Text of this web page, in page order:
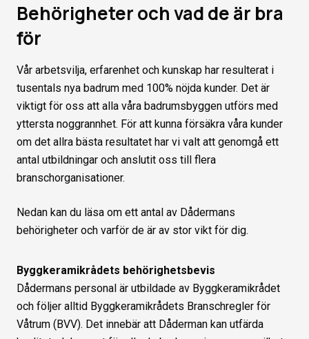
Behörigheter och vad de är bra
för
Vår arbetsvilja, erfarenhet och kunskap har resulterat i
tusentals nya badrum med 100% nöjda kunder. Det är
viktigt för oss att alla våra badrumsbyggen utförs med
yttersta noggrannhet. För att kunna försäkra våra kunder
om det allra bästa resultatet har vi valt att genomgå ett
antal utbildningar och anslutit oss till flera
branschorganisationer.
Nedan kan du läsa om ett antal av Dådermans
behörigheter och varför de är av stor vikt för dig.
Byggkeramikrådets behörighetsbevis
Dådermans personal är utbildade av Byggkeramikrådet
och följer alltid Byggkeramikrådets Branschregler för
Våtrum (BVV). Det innebär att Dåderman kan utfärda